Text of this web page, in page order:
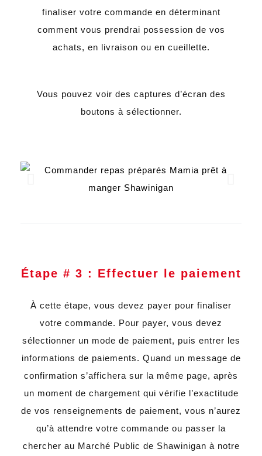
finaliser votre commande en déterminant
comment vous prendrai possession de vos
achats, en livraison ou en cueillette.
Vous pouvez voir des captures d’écran des
boutons à sélectionner.
Étape # 3 : Effectuer le paiement
À cette étape, vous devez payer pour finaliser
votre commande. Pour payer, vous devez
sélectionner un mode de paiement, puis entrer les
informations de paiements. Quand un message de
confirmation s’affichera sur la même page, après
un moment de chargement qui vérifie l’exactitude
de vos renseignements de paiement, vous n’aurez
qu’à attendre votre commande ou passer la
chercher au Marché Public de Shawinigan à notre